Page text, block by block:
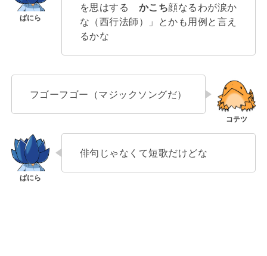
を思はする かこち顔なるわが涙か
な（西行法師）」とかも用例と言え
るかな
フゴーフゴー（マジックソングだ）
俳句じゃなくて短歌だけどな